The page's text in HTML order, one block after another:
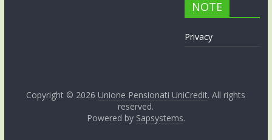
NOTE
Privacy
Copyright © 2026 Unione Pensionati UniCredit. All rights
reserved.
Powered by Sapsystems.